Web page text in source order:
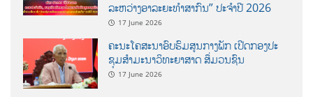
ລະຫວ່າງອາລະຍະທຳສາກົນ” ປະຈຳປີ 2026
17 June 2026
ຄະນະໂຄສະນາອົບຮົມສູນກາງພັກ ເປີດກອງປະ
ຊຸມສຳມະນາວິທະຍາສາດ ສຶ່ມວນຊົນ
17 June 2026